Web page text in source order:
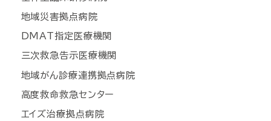
地域災害拠点病院
DMAT指定医療機関
三次救急告示医療機関
地域がん診療連携拠点病院
高度救命救急センター
エイズ治療拠点病院